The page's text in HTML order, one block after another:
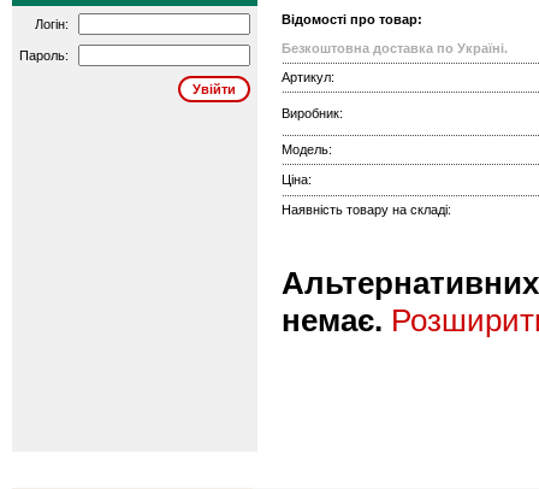
Логін:
Пароль:
Відомості про товар:
Безкоштовна доставка по Україні.
Артикул:
Виробник:
Модель:
Ціна:
Наявність товару на складі:
Альтернативних
немає.